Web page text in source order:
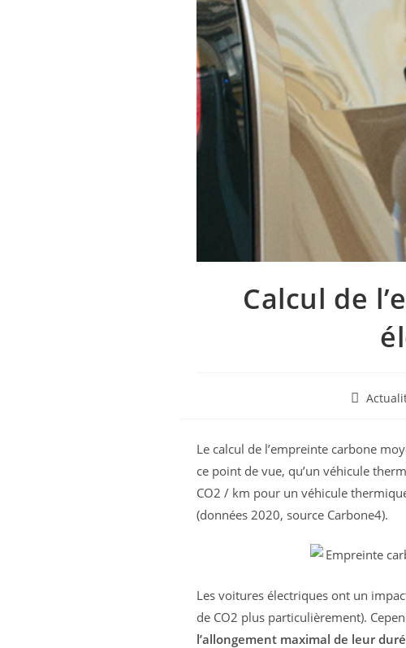
Calcul de
Post
Le calcul de l’empreinte carbone
ce point de vue, qu’un véhicule
CO2 / km pour un véhicule
(données 2020, source Carbone4).
Les voitures électriques ont un
de CO2 plus particulièrement).
l’allongement maximal de leur